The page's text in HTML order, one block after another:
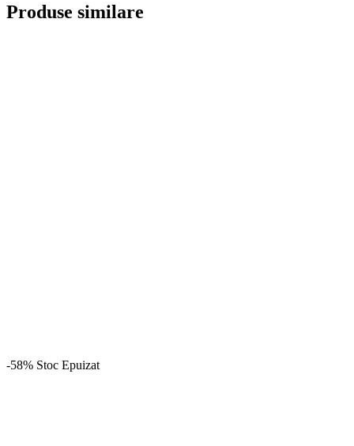
Produse similare
-58% Stoc Epuizat